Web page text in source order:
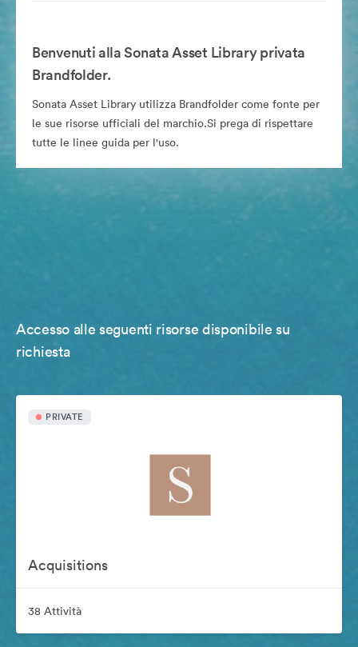
Benvenuti alla Sonata Asset Library privata
Brandfolder.
Sonata Asset Library utilizza Brandfolder come fonte per
le sue risorse ufficiali del marchio.Si prega di rispettare
tutte le linee guida per l'uso.
Accesso alle seguenti risorse disponibile su
richiesta
PRIVATE
Acquisitions
38 Attività